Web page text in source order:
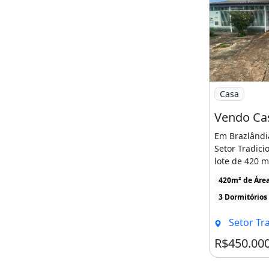
Imagem:
Casa
Em
Setor
lote de 420
residências,
[...]
420m² de
3 Dormitórios
Setor